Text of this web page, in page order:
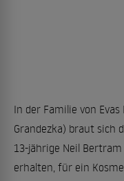
In der Familie von
Grandezka) braut sich
13-jährige Neil
erhalten, für ein